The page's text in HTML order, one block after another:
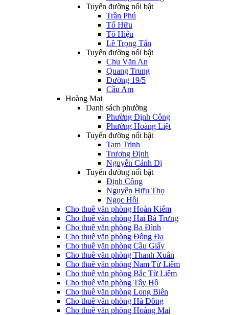
Tuyến đường nổi bật
Trần Phú
Tố Hữu
Tô Hiệu
Lê Trọng Tấn
Tuyến đường nổi bật
Chu Văn An
Quang Trung
Đường 19/5
Cầu Am
Hoàng Mai
Danh sách phường
Phường Định Công
Phường Hoàng Liệt
Tuyến đường nổi bật
Tam Trinh
Trương Định
Nguyễn Cảnh Dị
Tuyến đường nổi bật
Định Công
Nguyễn Hữu Thọ
Ngọc Hồi
Cho thuê văn phòng Hoàn Kiếm
Cho thuê văn phòng Hai Bà Trưng
Cho thuê văn phòng Ba Đình
Cho thuê văn phòng Đống Đa
Cho thuê văn phòng Cầu Giấy
Cho thuê văn phòng Thanh Xuân
Cho thuê văn phòng Nam Từ Liêm
Cho thuê văn phòng Bắc Từ Liêm
Cho thuê văn phòng Tây Hồ
Cho thuê văn phòng Long Biên
Cho thuê văn phòng Hà Đông
Cho thuê văn phòng Hoàng Mai